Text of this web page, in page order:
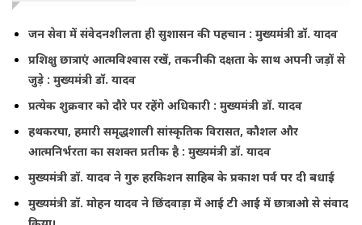
जन सेवा में संवेदनशीलता ही सुशासन की पहचान : मुख्यमंत्री डॉ. यादव
प्रशिक्षु छात्राएं आत्मविश्वास रखें, तकनीकी दक्षता के साथ अपनी जड़ों से
जुड़े : मुख्यमंत्री डॉ. यादव
प्रत्येक शुक्रवार को दौरे पर रहेंगे अधिकारी : मुख्यमंत्री डॉ. यादव
हथकरघा, हमारी समृद्धशाली सांस्कृतिक विरासत, कौशल और
आत्मनिर्भरता का सशक्त प्रतीक है : मुख्यमंत्री डॉ. यादव
मुख्यमंत्री डॉ. यादव ने गुरु हरकिशन साहिब के प्रकाश पर्व पर दी बधाई
मुख्यमंत्री डॉ. मोहन यादव ने छिंदवाड़ा में आई टी आई में छात्राओ से संवाद